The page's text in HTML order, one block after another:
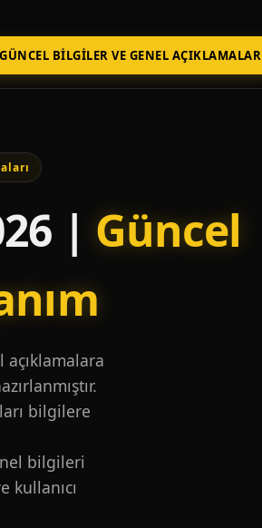
BILGILER VE GENEL AÇIKLAMALAR
| Güncel
bilgilere
bilgileri
kullanıcı